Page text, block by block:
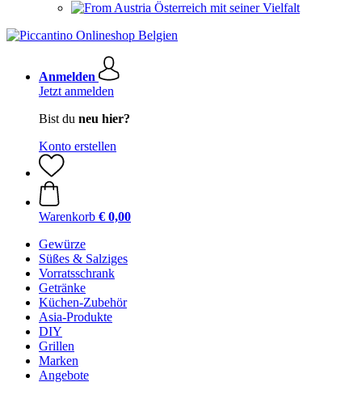
Österreich mit seiner Vielfalt
Anmelden
Jetzt anmelden
Bist du neu hier?
Konto erstellen
Warenkorb € 0,00
Gewürze
Süßes & Salziges
Vorratsschrank
Getränke
Küchen-Zubehör
Asia-Produkte
DIY
Grillen
Marken
Angebote